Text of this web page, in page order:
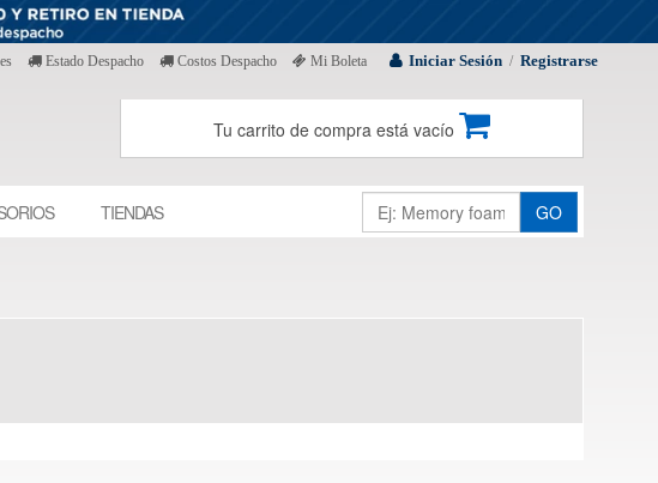
Iniciar Sesión / Registrarse
Estado Despacho Costos Despacho Mi Boleta
Tu carrito de compra está vacío
TIENDAS GO